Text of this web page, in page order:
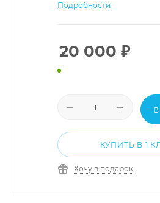
Подробности
20 000 ₽
КУПИТЬ В 1
Хочу в подарок